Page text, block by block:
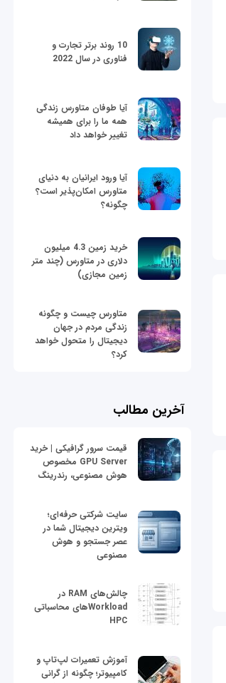
10 روند برتر تجارت و
فناوری در سال 2022
آیا طوفان متاورس زندگی
همه ما را برای همیشه
تغییر خواهد داد
آیا ورود ایرانیان به دنیای
متاورس امکان‌پذیر است؟
چگونه؟
خرید زمین 4.3 میلیون
دلاری در متاورس (چند متر
زمین مجازی)
متاورس چیست و چگونه
زندگی مردم در جهان
دیجیتال را متحول خواهد
کرد؟
آخرین مطالب
قیمت سرور گرافیکی | خرید
GPU Server مخصوص
هوش مصنوعی، رندرینگ
سایت شرکتی حرفه‌ای؛
ویترین دیجیتال شما در
عصر جستجو و هوش
مصنوعی
چالش‌های RAM در
Workloadهای محاسباتی
HPC
آموزش تعمیرات لپ‌تاپ و
کامپیوتر؛ چگونه از گرانی